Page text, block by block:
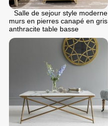
Salle de sejour style moderne
murs en pierres canapé en gris
anthracite table basse